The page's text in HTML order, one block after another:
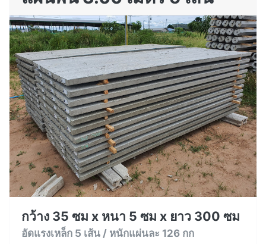
กว้าง 35 ซม x หนา 5 ซม x ยาว 300 ซม
อัดแรงเหล็ก 5 เส้น / หนักแผ่นละ 126 กก